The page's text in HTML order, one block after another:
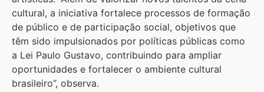
cultural, a iniciativa fortalece processos de formação
de público e de participação social, objetivos que
têm sido impulsionados por políticas públicas como
a Lei Paulo Gustavo, contribuindo para ampliar
oportunidades e fortalecer o ambiente cultural
brasileiro”, observa.